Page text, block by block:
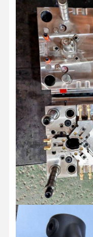
Контроль
Качества
Побеседуйте
Теперь
Пластиковая
Форма для
Медицинская
Пресс-форма для
формы для